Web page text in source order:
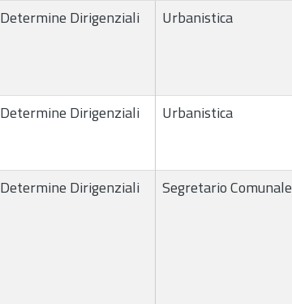
Determine Dirigenziali Urbanistica
Determine Dirigenziali Urbanistica
Determine Dirigenziali Segretario Comunale